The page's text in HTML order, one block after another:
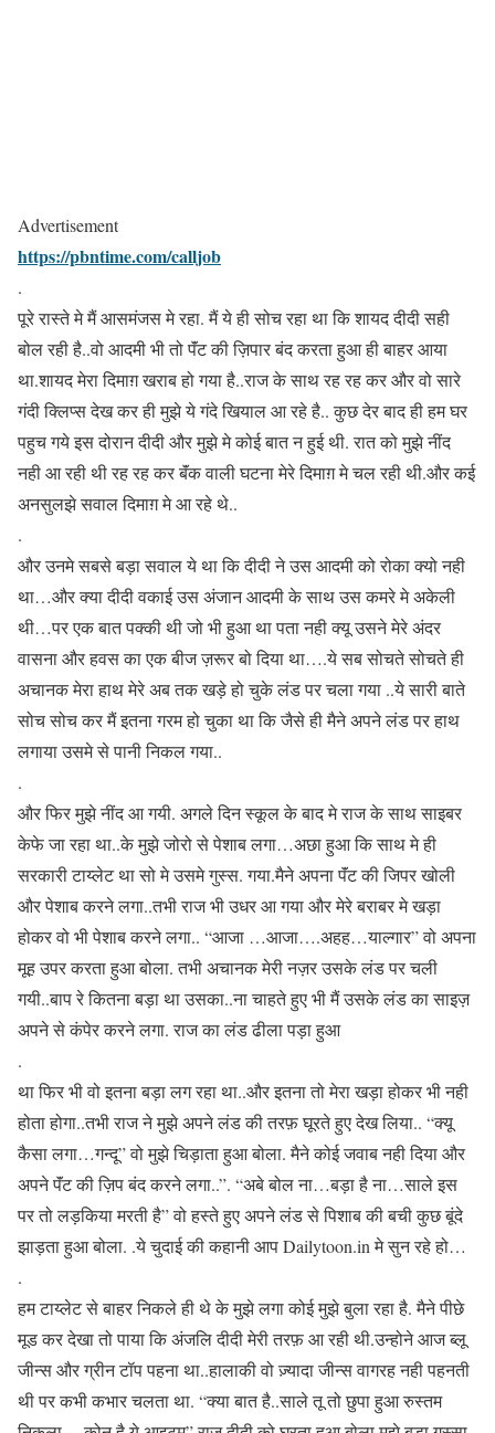
Advertisement
https://pbntime.com/calljob
.
पूरे रास्ते मे मैं आसमंजस मे रहा. मैं ये ही सोच रहा था कि शायद दीदी सही
बोल रही है..वो आदमी भी तो पॅंट की ज़िपार बंद करता हुआ ही बाहर आया
था.शायद मेरा दिमाग़ खराब हो गया है..राज के साथ रह रह कर और वो सारे
गंदी क्लिप्स देख कर ही मुझे ये गंदे खियाल आ रहे है.. कुछ देर बाद ही हम घर
पहुच गये इस दोरान दीदी और मुझे मे कोई बात न हुई थी. रात को मुझे नींद
नही आ रही थी रह रह कर बॅंक वाली घटना मेरे दिमाग़ मे चल रही थी.और कई
अनसुलझे सवाल दिमाग़ मे आ रहे थे..
.
और उनमे सबसे बड़ा सवाल ये था कि दीदी ने उस आदमी को रोका क्यो नही
था…और क्या दीदी वकाई उस अंजान आदमी के साथ उस कमरे मे अकेली
थी…पर एक बात पक्की थी जो भी हुआ था पता नही क्यू उसने मेरे अंदर
वासना और हवस का एक बीज ज़रूर बो दिया था….ये सब सोचते सोचते ही
अचानक मेरा हाथ मेरे अब तक खड़े हो चुके लंड पर चला गया ..ये सारी बाते
सोच सोच कर मैं इतना गरम हो चुका था कि जैसे ही मैने अपने लंड पर हाथ
लगाया उसमे से पानी निकल गया..
.
और फिर मुझे नींद आ गयी. अगले दिन स्कूल के बाद मे राज के साथ साइबर
केफे जा रहा था..के मुझे जोरो से पेशाब लगा…अछा हुआ कि साथ मे ही
सरकारी टाय्लेट था सो मे उसमे गुस्स. गया.मैने अपना पॅंट की जिपर खोली
और पेशाब करने लगा..तभी राज भी उधर आ गया और मेरे बराबर मे खड़ा
होकर वो भी पेशाब करने लगा.. “आजा …आजा….अहह…याल्गार” वो अपना
मूह उपर करता हुआ बोला. तभी अचानक मेरी नज़र उसके लंड पर चली
गयी..बाप रे कितना बड़ा था उसका..ना चाहते हुए भी मैं उसके लंड का साइज़
अपने से कंपेर करने लगा. राज का लंड ढीला पड़ा हुआ
.
था फिर भी वो इतना बड़ा लग रहा था..और इतना तो मेरा खड़ा होकर भी नही
होता होगा..तभी राज ने मुझे अपने लंड की तरफ़ घूरते हुए देख लिया.. “क्यू
कैसा लगा…गन्दू” वो मुझे चिड़ाता हुआ बोला. मैने कोई जवाब नही दिया और
अपने पॅंट की ज़िप बंद करने लगा..”. “अबे बोल ना…बड़ा है ना…साले इस
पर तो लड़किया मरती है” वो हस्ते हुए अपने लंड से पिशाब की बची कुछ बूंदे
झाड़ता हुआ बोला. .ये चुदाई की कहानी आप Dailytoon.in मे सुन रहे हो…
.
हम टाय्लेट से बाहर निकले ही थे के मुझे लगा कोई मुझे बुला रहा है. मैने पीछे
मूड कर देखा तो पाया कि अंजलि दीदी मेरी तरफ़ आ रही थी.उन्होने आज ब्लू
जीन्स और ग्रीन टॉप पहना था..हालाकी वो ज़्यादा जीन्स वागरह नही पहनती
थी पर कभी कभार चलता था. “क्या बात है..साले तू तो छुपा हुआ रुस्तम